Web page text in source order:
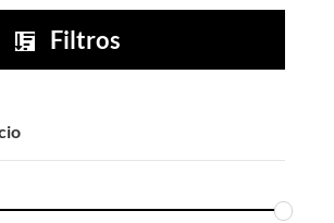
 Filtros
S/40.00.